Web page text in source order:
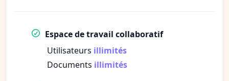
Espace de travail collaboratif
Utilisateurs illimités
Documents illimités